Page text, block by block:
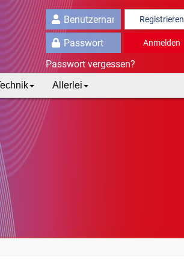
Registrieren
Anmelden
Passwort vergessen?
Allerlei